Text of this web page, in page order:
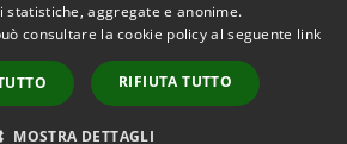
Copyright © 2026 • Comune di
Filottrano • Powered by
Municipium•
Accesso
redazione
statistiche, aggregate e anonime.
consultare la cookie policy al seguente link
RIFIUTA TUTTO
MOSTRA DETTAGLI